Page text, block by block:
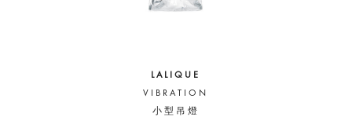
LALIQUE
VIBRATION
小型吊燈